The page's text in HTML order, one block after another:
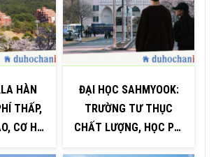
HÀN
THẤP,
CƠ HỘI
ĐẠI HỌC SAHMYOOK:
TRƯỜNG TƯ THỤC
CHẤT LƯỢNG, HỌC PHÍ